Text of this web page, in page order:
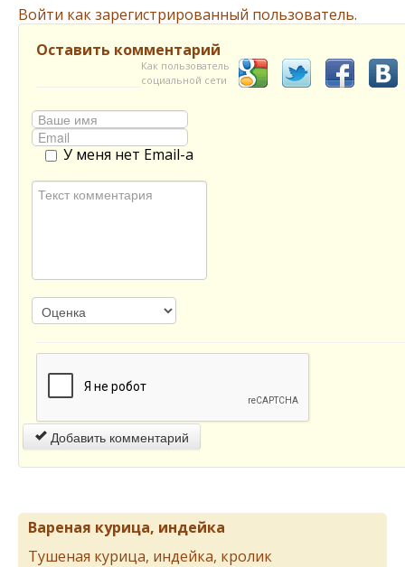
Войти как зарегистрированный пользователь.
Оставить комментарий
Как пользователь
социальной сети
У меня нет Email-а
Добавить комментарий
Вареная курица, индейка
Тушеная курица, индейка, кролик